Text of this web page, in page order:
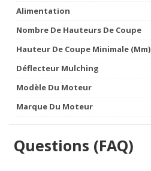
Alimentation
Nombre De Hauteurs De Coupe
Hauteur De Coupe Minimale (mm)
Déflecteur Mulching
Modèle Du Moteur
Marque Du Moteur
Questions (FAQ)